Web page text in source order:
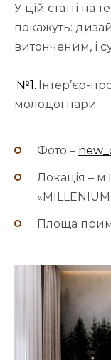
У цій статті на
покажуть:
витонченим, і
№1. Інтер’єр-
молодої пари
Фото –
Локація –
Площа